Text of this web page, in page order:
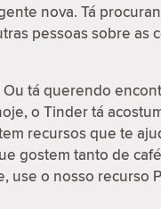
nova. Tá
pessoas sobre
tá querendo
o Tinder tá
recursos que te
gostem tanto de
use o nosso recurso